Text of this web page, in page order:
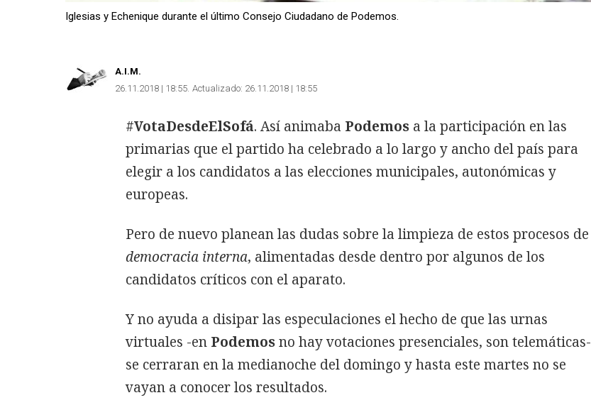
Iglesias y Echenique durante el último Consejo Ciudadano de Podemos.
A.I.M.
26.11.2018 | 18:55 Actualizado: 26.11.2018 | 18:55
#VotaDesdeElSofá. Así animaba Podemos a la participación en las
primarias que el partido ha celebrado a lo largo y ancho del país para
elegir a los candidatos a las elecciones municipales, autonómicas y
europeas.
Pero de nuevo planean las dudas sobre la limpieza de estos procesos de
democracia interna, alimentadas desde dentro por algunos de los
candidatos críticos con el aparato.
Y no ayuda a disipar las especulaciones el hecho de que las urnas
virtuales -en Podemosno hay votaciones presenciales, son telemáticas-
se cerraran en la medianoche del domingo y hasta este martes no se
vayan a conocer los resultados.